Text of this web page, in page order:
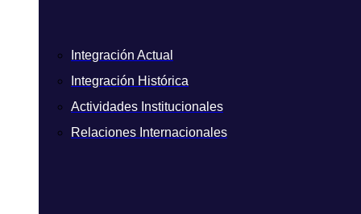
Integración Actual
Integración Histórica
Actividades Institucionales
Relaciones Internacionales